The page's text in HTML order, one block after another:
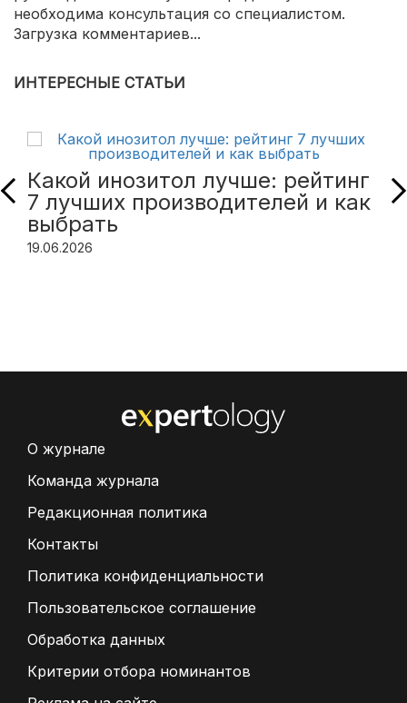
необходима консультация со специалистом.
Загрузка комментариев...
ИНТЕРЕСНЫЕ СТАТЬИ
Какой инозитол лучше: рейтинг
7 лучших производителей и как
выбрать
19.06.2026
О журнале
Команда журнала
Редакционная политика
Контакты
Политика конфиденциальности
Пользовательское соглашение
Обработка данных
Критерии отбора номинантов